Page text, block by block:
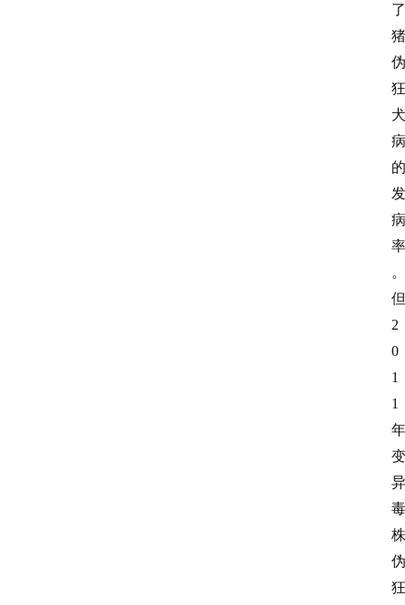
了
猪
伪
狂
犬
病
的
发
病
率
。
但
2
0
1
1
年
变
异
毒
株
伪
狂